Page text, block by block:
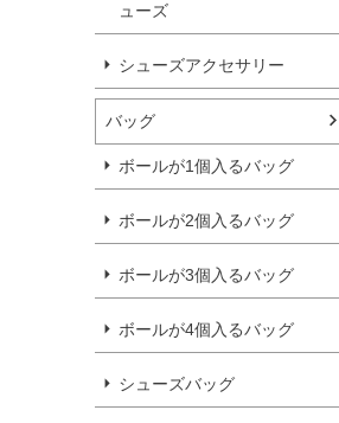
ューズ
シューズアクセサリー
バッグ
ボールが1個入るバッグ
ボールが2個入るバッグ
ボールが3個入るバッグ
ボールが4個入るバッグ
シューズバッグ